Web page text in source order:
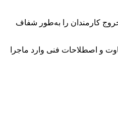
کارمندان را به‌طور شفاف
و اصطلاحات فنی وارد ماجرا